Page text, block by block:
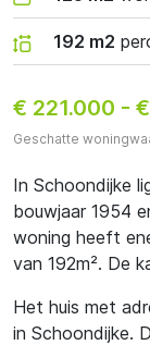
192 m2
€ 221.000 -
Geschatte
In Schoondijke
bouwjaar 1954
woning heeft
van 192m². De
Het huis met
in Schoondijke.